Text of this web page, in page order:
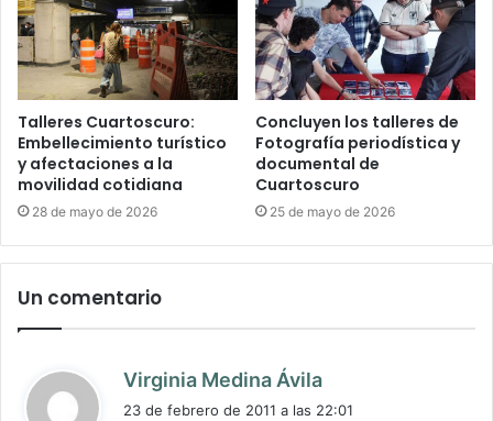
Talleres Cuartoscuro:
Embellecimiento turístico
y afectaciones a la
movilidad cotidiana
28 de mayo de 2026
Concluyen los talleres de
Fotografía periodística y
documental de
Cuartoscuro
25 de mayo de 2026
Un comentario
Virginia Medina Ávila
23 de febrero de 2011 a las 22:01